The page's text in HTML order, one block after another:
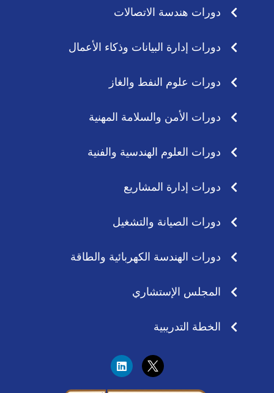
دورات هندسة الاتصالات
دورات إدارة البيانات وذكاء الأعمال
دورات علوم النفط والغاز
دورات الأمن والسلامة المهنية
دورات العلوم الهندسية والفنية
دورات إدارة المشاريع
دورات الصيانة والتشغيل
دورات الهندسة الكهربائية والطاقة
المجلس الإستشاري
الخطة التدريبية
L
i
n